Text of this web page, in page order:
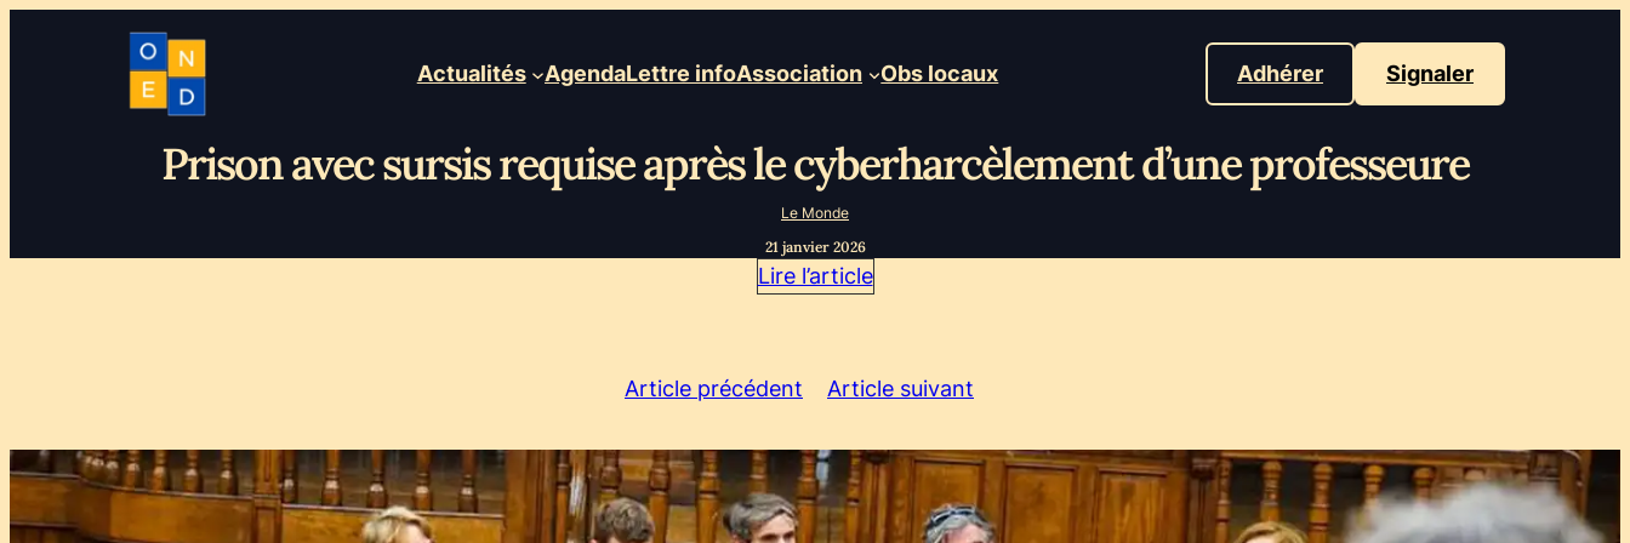
Actualités AgendaLettre infoAssociation Obs locaux Adhérer Signaler
Prison avec sursis requise après le cyberharcèlement d’une professeure
Le Monde
21 janvier 2026
Lire l’article
Article précédent Article suivant